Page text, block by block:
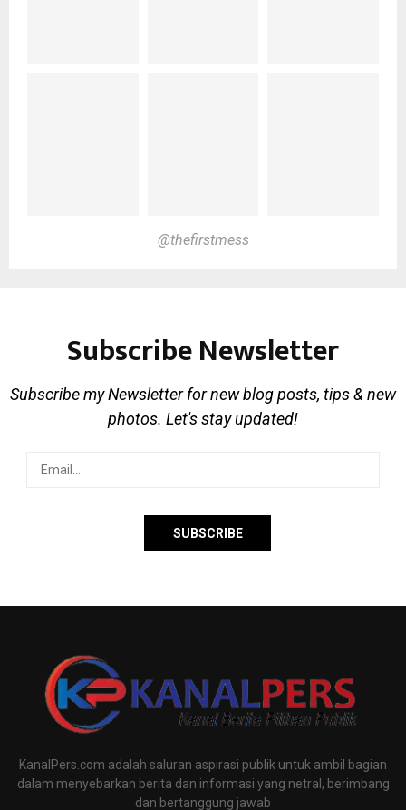
@thefirstmess
Subscribe Newsletter
Subscribe my Newsletter for new blog posts, tips & new
photos. Let's stay updated!
KanalPers.com adalah saluran aspirasi publik untuk ambil bagian
dalam menyebarkan berita dan informasi yang netral, berimbang
dan bertanggung jawab